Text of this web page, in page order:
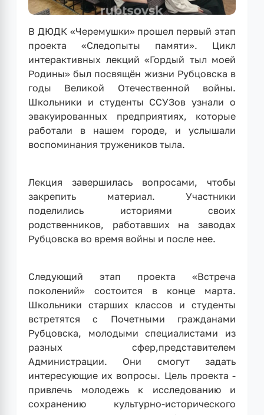
В ДЮДК «Черемушки» прошел первый этап
проекта «Следопыты памяти». Цикл
интерактивных лекций «Гордый тыл моей
Родины» был посвящён жизни Рубцовска в
годы Великой Отечественной войны.
Школьники и студенты ССУЗов узнали о
эвакуированных предприятиях, которые
работали в нашем городе, и услышали
воспоминания тружеников тыла.
Лекция завершилась вопросами, чтобы
закрепить материал. Участники
поделились историями своих
родственников, работавших на заводах
Рубцовска во время войны и после нее.
Следующий этап проекта «Встреча
поколений» состоится в конце марта.
Школьники старших классов и студенты
встретятся с Почетными гражданами
Рубцовска, молодыми специалистами из
разных сфер,представителем
Администрации. Они смогут задать
интересующие их вопросы. Цель проекта -
привлечь молодежь к исследованию и
сохранению культурно-исторического